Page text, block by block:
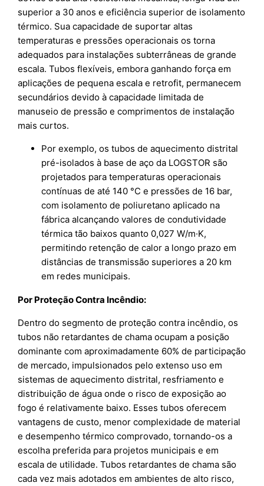
superior a 30 anos e eficiência superior de isolamento
térmico. Sua capacidade de suportar altas
temperaturas e pressões operacionais os torna
adequados para instalações subterrâneas de grande
escala. Tubos flexíveis, embora ganhando força em
aplicações de pequena escala e retrofit, permanecem
secundários devido à capacidade limitada de
manuseio de pressão e comprimentos de instalação
mais curtos.
Por exemplo, os tubos de aquecimento distrital
pré-isolados à base de aço da LOGSTOR são
projetados para temperaturas operacionais
contínuas de até 140 °C e pressões de 16 bar,
com isolamento de poliuretano aplicado na
fábrica alcançando valores de condutividade
térmica tão baixos quanto 0,027 W/m·K,
permitindo retenção de calor a longo prazo em
distâncias de transmissão superiores a 20 km
em redes municipais.
Por Proteção Contra Incêndio:
Dentro do segmento de proteção contra incêndio, os
tubos não retardantes de chama ocupam a posição
dominante com aproximadamente 60% de participação
de mercado, impulsionados pelo extenso uso em
sistemas de aquecimento distrital, resfriamento e
distribuição de água onde o risco de exposição ao
fogo é relativamente baixo. Esses tubos oferecem
vantagens de custo, menor complexidade de material
e desempenho térmico comprovado, tornando-os a
escolha preferida para projetos municipais e em
escala de utilidade. Tubos retardantes de chama são
cada vez mais adotados em ambientes de alto risco,